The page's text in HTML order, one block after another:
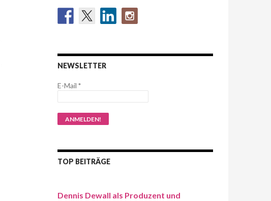
NEWSLETTER
E-Mail *
TOP BEITRÄGE
Dennis Dewall als Produzent und